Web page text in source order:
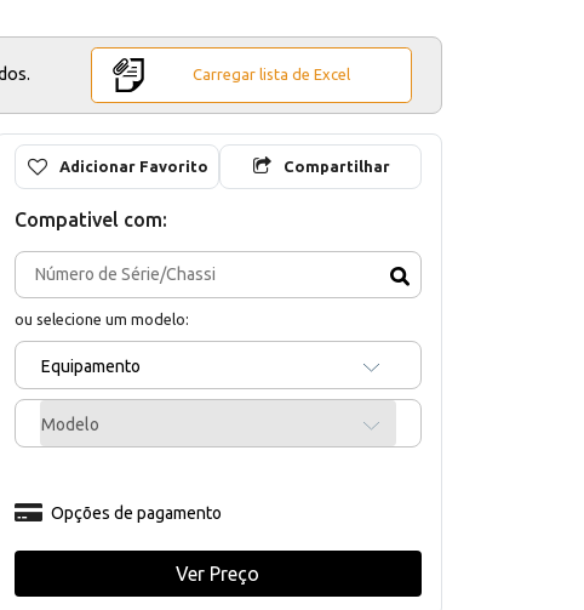
Carregar lista de Excel
Adicionar Favorito Compartilhar
Compativel com:
ou selecione um modelo:
Equipamento
Modelo
Opções de pagamento
Ver Preço